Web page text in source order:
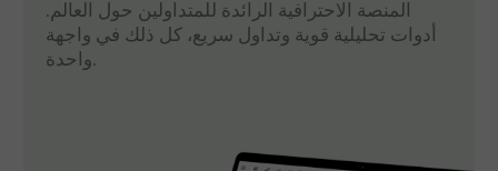
المنصة الاحترافية الرائدة للمتداولين حول العالم.
أدوات تحليلية قوية وتداول سريع، كل ذلك في واجهة
واحدة.